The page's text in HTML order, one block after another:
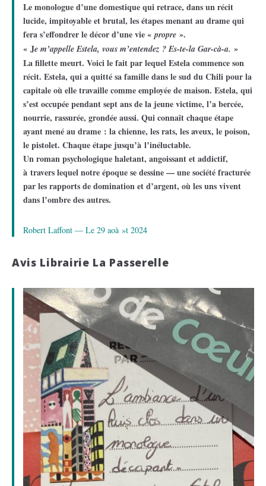
Le monologue d’une domestique qui retrace, dans un récit
lucide, impitoyable et brutal, les étapes menant au drame qui
fera s’effondrer le décor d’une vie «propre ».
« Je m’appelle Estela, vous m’entendez ? Es-te-la Gar-cà­-a. »
La fillette meurt. Voici le fait par lequel Estela commence son
récit. Estela, qui a quitté sa famille dans le sud du Chili pour la
capitale où elle travaille comme employée de maison. Estela, qui
s’est occupée pendant sept ans de la jeune victime, l’a bercée,
nourrie, rassurée, grondée aussi. Qui connaît chaque étape
ayant mené au drame : la chienne, les rats, les aveux, le poison,
le pistolet. Chaque étape jusqu’à l’inéluctable.
Un roman psychologique haletant, angoissant et addictif,
à travers lequel notre époque se dessine — une société fracturée
par les rapports de domination et d’argent, où les uns vivent
dans l’ombre des autres.
Robert Laffont — Le 29 aoà »t 2024
Avis Librairie La Passerelle